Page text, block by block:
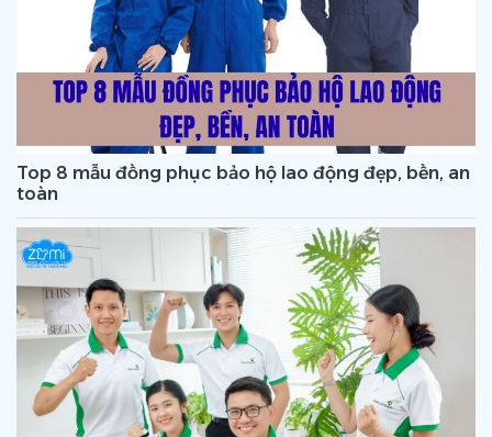
Top 8 mẫu đồng phục bảo hộ lao động đẹp, bền, an
toàn